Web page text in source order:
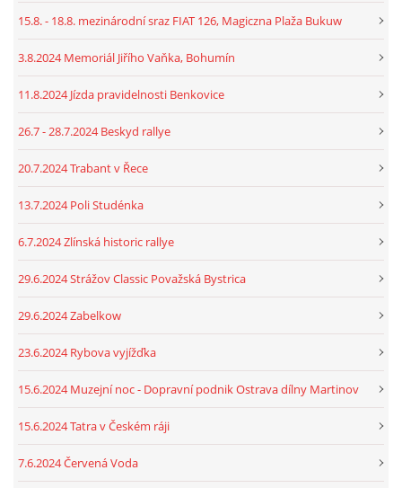
15.8. - 18.8. mezinárodní sraz FIAT 126, Magiczna Plaža Bukuw
3.8.2024 Memoriál Jiřího Vaňka, Bohumín
11.8.2024 Jízda pravidelnosti Benkovice
26.7 - 28.7.2024 Beskyd rallye
20.7.2024 Trabant v Řece
13.7.2024 Poli Studénka
6.7.2024 Zlínská historic rallye
29.6.2024 Strážov Classic Považská Bystrica
29.6.2024 Zabelkow
23.6.2024 Rybova vyjížďka
15.6.2024 Muzejní noc - Dopravní podnik Ostrava dílny Martinov
15.6.2024 Tatra v Českém ráji
7.6.2024 Červená Voda